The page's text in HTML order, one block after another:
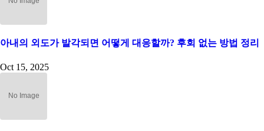
아내의 외도가 발각되면 어떻게 대응할까? 후회 없는 방법 정리
Oct 15, 2025